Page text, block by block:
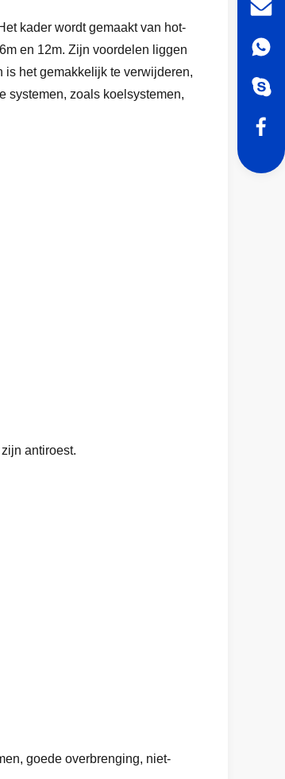
kader wordt gemaakt van hot-
en 12m. Zijn voordelen liggen
het gemakkelijk te verwijderen,
systemen, zoals koelsystemen,
antiroest.
goede overbrenging, niet-